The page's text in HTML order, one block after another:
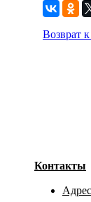
Возврат
Контакты